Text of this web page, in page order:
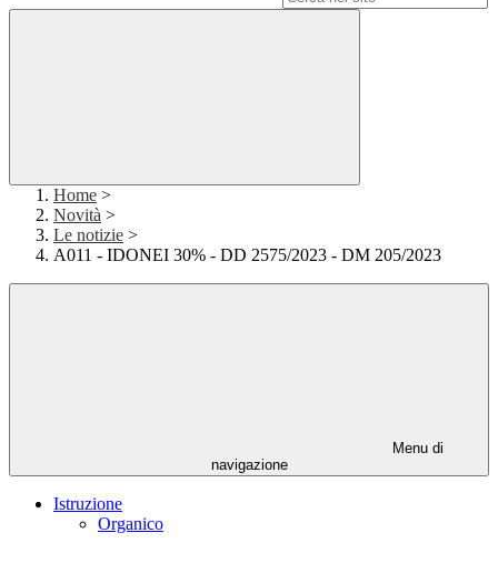
Home >
Novità >
Le notizie >
A011 - IDONEI 30% - DD 2575/2023 - DM 205/2023
Menu di
navigazione
Istruzione
Organico